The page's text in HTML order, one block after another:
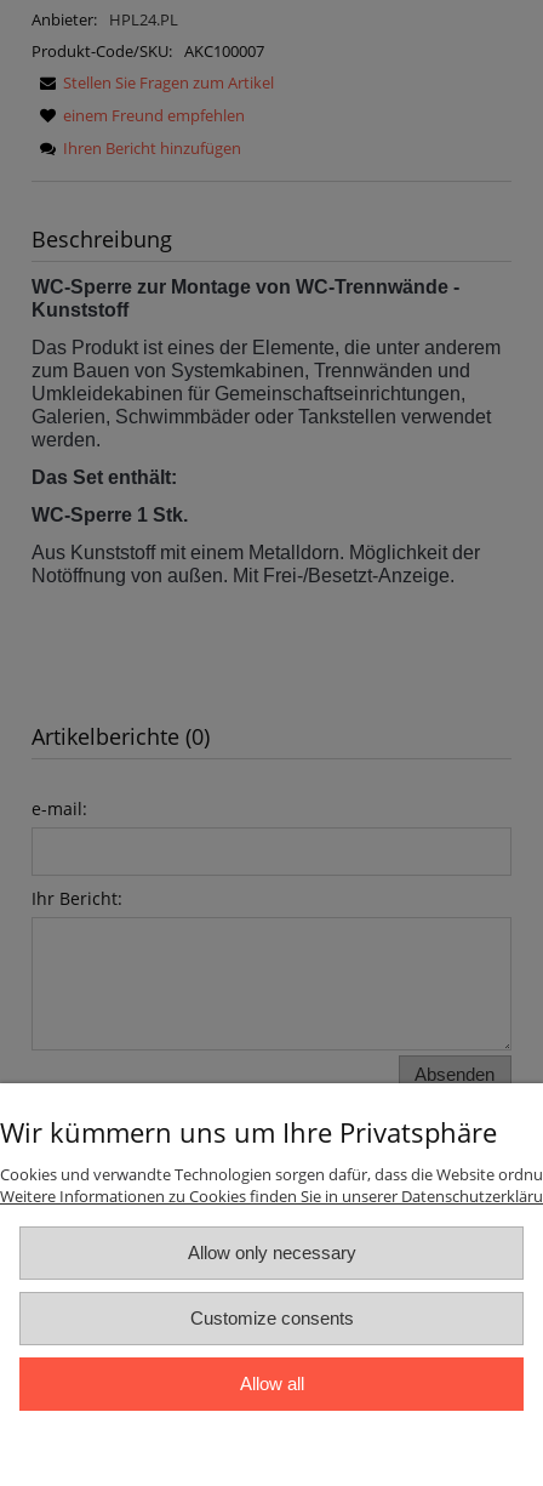
Anbieter:
HPL24.PL
Produkt-Code/SKU: AKC100007
Stellen Sie Fragen zum Artikel
einem Freund empfehlen
Ihren Bericht hinzufügen
Beschreibung
WC-Sperre zur Montage von WC-Trennwände -
Kunststoff
Das Produkt ist eines der Elemente, die unter anderem
zum Bauen von Systemkabinen, Trennwänden und
Umkleidekabinen für Gemeinschaftseinrichtungen,
Galerien, Schwimmbäder oder Tankstellen verwendet
werden.
Das Set enthält:
WC-Sperre 1 Stk.
Aus Kunststoff mit einem Metalldorn. Möglichkeit der
Notöffnung von außen. Mit Frei-/Besetzt-Anzeige.
Artikelberichte (0)
e-mail:
Ihr Bericht:
Absenden
INFORMATIONEN
Top-Kategorien
ZAHLUNGS UND VERSANDKOSTEN
MEIN KONTO
ÜBER UNS
Wir kümmern uns um Ihre Privatsphäre
Cookies und verwandte Technologien sorgen dafür, dass die Website
Weitere Informationen zu Cookies finden Sie in unserer
Allow only necessary
Customize consents
Allow all